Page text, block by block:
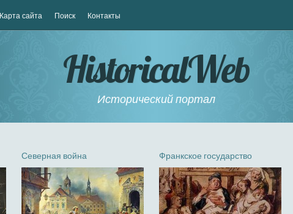
Карта сайта Поиск Контакты
HistoricalWeb
Исторический портал
Северная война Франкское государство